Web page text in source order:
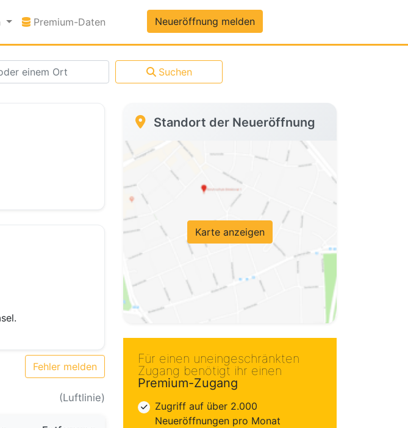
Premium-Daten Premium-DatenNeueröffnung melden
Suchen
Fehler melden
(Luftlinie)
Standort der Neueröffnung
Karte anzeigen
Für einen uneingeschränkten
Zugang benötigt ihr einen
Premium-Zugang
Zugriff auf über 2.000
Neueröffnungen pro Monat